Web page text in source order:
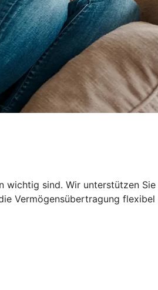
wichtig sind. Wir unterstützen
Vermögensübertragung flexibel